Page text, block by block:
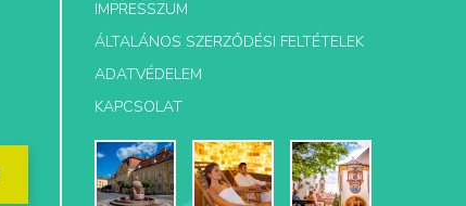
IMPRESSZUM
ÁLTALÁNOS SZERZŐDÉSI FELTÉTELEK
ADATVÉDELEM
KAPCSOLAT